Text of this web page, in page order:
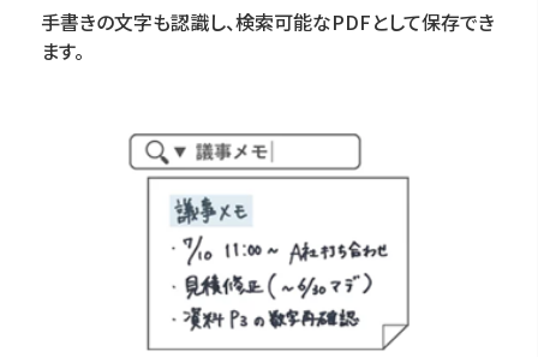
手書きの文字も認識し、検索可能なPDFとして保存でき
ます。